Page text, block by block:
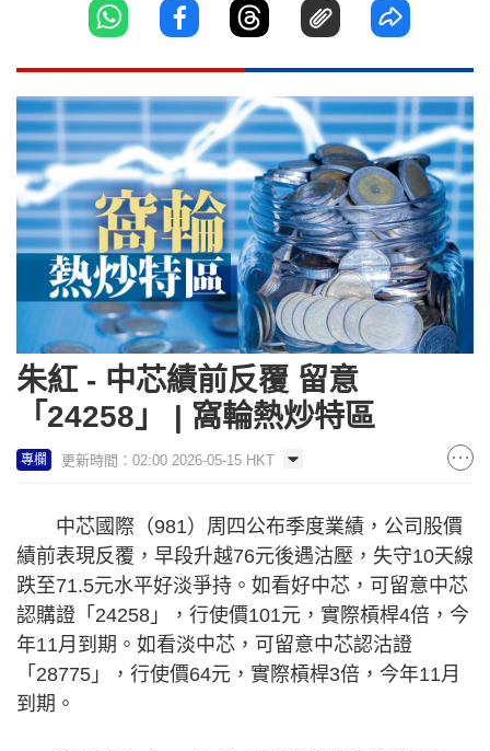
朱紅 - 中芯績前反覆 留意
「24258」 | 窩輪熱炒特區
專欄 更新時間：02:00 2026-05-15 HKT
中芯國際（981）周四公布季度業績，公司股價
績前表現反覆，早段升越76元後遇沽壓，失守10天線
跌至71.5元水平好淡爭持。如看好中芯，可留意中芯
認購證「24258」，行使價101元，實際槓桿4倍，今
年11月到期。如看淡中芯，可留意中芯認沽證
「28775」，行使價64元，實際槓桿3倍，今年11月
到期。